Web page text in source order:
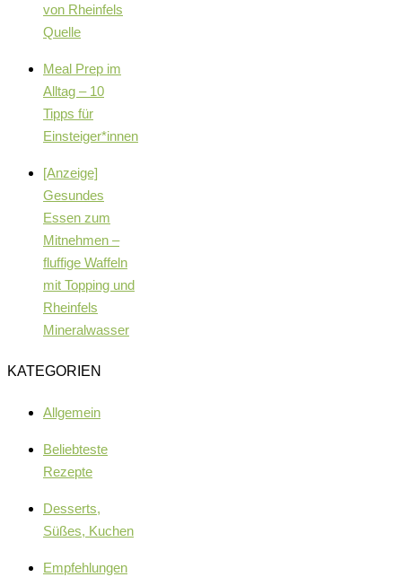
von Rheinfels
Quelle
Meal Prep im
Alltag – 10
Tipps für
Einsteiger*innen
[Anzeige]
Gesundes
Essen zum
Mitnehmen –
fluffige Waffeln
mit Topping und
Rheinfels
Mineralwasser
KATEGORIEN
Allgemein
Beliebteste
Rezepte
Desserts,
Süßes, Kuchen
Empfehlungen